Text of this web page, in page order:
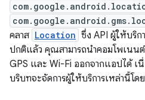
คลาส Location ซึ่ง API ผู้ให้บริก
ปกติแล้ว คุณสามารถนำคอมโพเนนต์
GPS และ Wi-Fi ออกจากแอปได้ เ
บริบทจะจัดการผู้ให้บริการเหล่านี้โด